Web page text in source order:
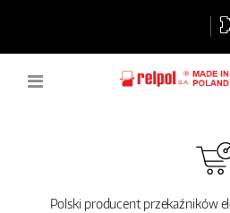
Polski producent przekaźników